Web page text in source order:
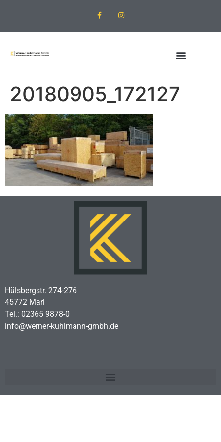
20180905_172127
Hülsbergstr. 274-276
45772 Marl
Tel.: 02365 9878-0
info@werner-kuhlmann-gmbh.de